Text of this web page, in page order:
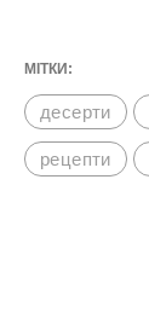
МІТКИ:
десерти
рецепти